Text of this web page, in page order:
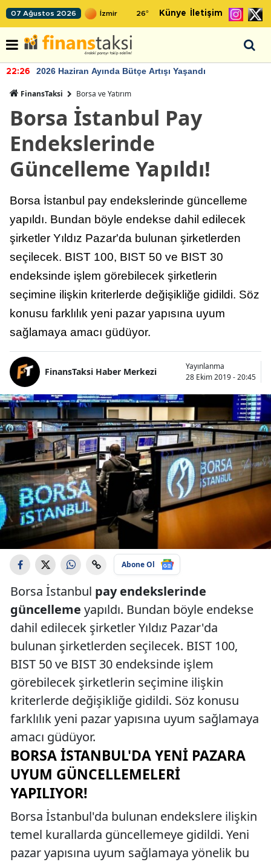
07 Ağustos 2026 26° Künye İletişim
22:26 2026 Haziran Ayında Bütçe Artışı Yaşandı
FinansTaksi Borsa ve Yatırım
Borsa İstanbul Pay
Endekslerinde
Güncelleme Yapıldı!
Borsa İstanbul pay endekslerinde güncelleme
yapıldı. Bundan böyle endekse dahil edilecek
şirketler Yıldız Pazar'da bulunan şirketlerden
seçilecek. BIST 100, BIST 50 ve BIST 30
endeksinde işlem görebilecek şirketlerin
seçimine ilişkin kriterlerde değişikliğe gidildi. Söz
konusu farklılık yeni pazar yapısına uyum
sağlamaya amacı güdüyor.
FinansTaksi Haber Merkezi
Yayınlanma
28 Ekim 2019 - 20:45
Abone Ol
Borsa İstanbul pay endekslerinde
güncelleme yapıldı. Bundan böyle endekse
dahil edilecek şirketler Yıldız Pazar'da
bulunan şirketlerden seçilecek. BIST 100,
BIST 50 ve BIST 30 endeksinde işlem
görebilecek şirketlerin seçimine ilişkin
kriterlerde değişikliğe gidildi. Söz konusu
farklılık yeni pazar yapısına uyum sağlamaya
amacı güdüyor.
BORSA İSTANBUL'DA YENI PAZARA
UYUM GÜNCELLEMELERI
YAPILIYOR!
Borsa İstanbul'da bulunan endekslere ilişkin
temel kurallarda güncellemeye gidildi. Yeni
pazar yapısına uyum sağlamaya yönelik bu